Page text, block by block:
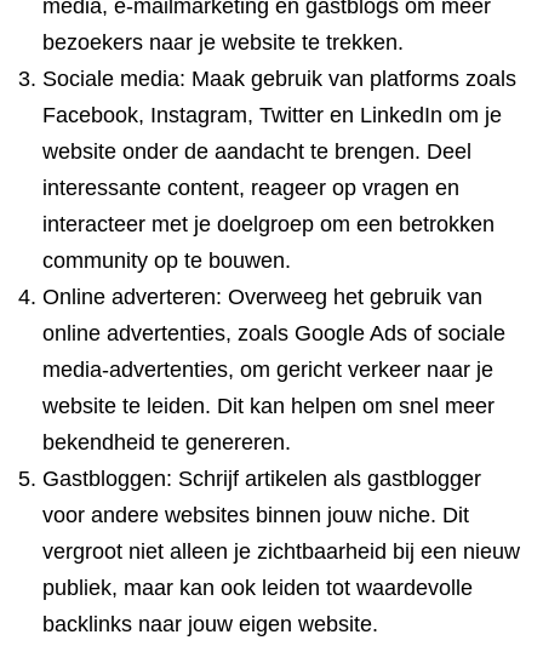
media, e-mailmarketing en gastblogs om meer
bezoekers naar je website te trekken.
Sociale media: Maak gebruik van platforms zoals
Facebook, Instagram, Twitter en LinkedIn om je
website onder de aandacht te brengen. Deel
interessante content, reageer op vragen en
interacteer met je doelgroep om een betrokken
community op te bouwen.
Online adverteren: Overweeg het gebruik van
online advertenties, zoals Google Ads of sociale
media-advertenties, om gericht verkeer naar je
website te leiden. Dit kan helpen om snel meer
bekendheid te genereren.
Gastbloggen: Schrijf artikelen als gastblogger
voor andere websites binnen jouw niche. Dit
vergroot niet alleen je zichtbaarheid bij een nieuw
publiek, maar kan ook leiden tot waardevolle
backlinks naar jouw eigen website.